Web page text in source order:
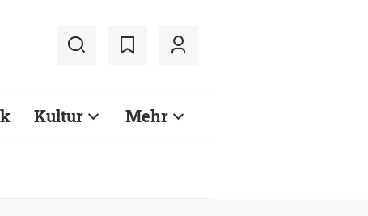
Kultur Mehr